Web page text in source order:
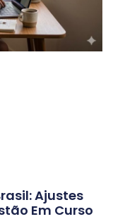
Ajustes
Em Curso